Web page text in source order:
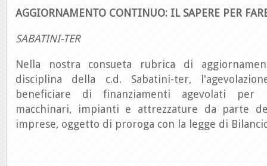
AGGIORNAMENTO CONTINUO: IL SAPERE PER
SABATINI-TER
Nella nostra consueta rubrica di
disciplina della c.d. Sabatini-ter,
beneficiare di finanziamenti agevolati per
macchinari, impianti e attrezzature da parte
imprese, oggetto di proroga con la legge di